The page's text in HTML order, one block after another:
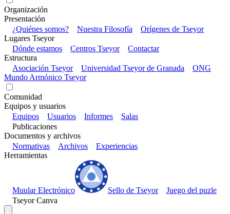
Organización
Presentación
¿Quiénes somos?
Nuestra Filosofía
Orígenes de Tseyor
Lugares Tseyor
Dónde estamos
Centros Tseyor
Contactar
Estructura
Asociación Tseyor
Universidad Tseyor de Granada
ONG
Mundo Armónico Tseyor
Comunidad
Equipos y usuarios
Equipos
Usuarios Informes
Salas
Publicaciones
Documentos y archivos
Normativas
Archivos
Experiencias
Herramientas
Muular Electrónico Sello de Tseyor
Juego del puzle
Tseyor Canva